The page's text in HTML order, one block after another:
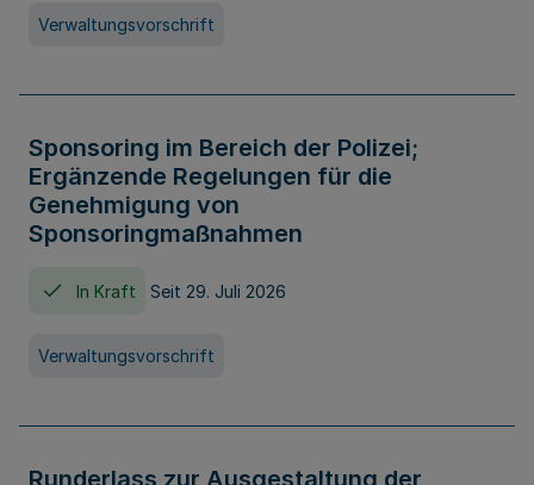
Verwaltungsvorschrift
Sponsoring im Bereich der Polizei;
Ergänzende Regelungen für die
Genehmigung von
Sponsoringmaßnahmen
In Kraft Seit 29. Juli 2026
Verwaltungsvorschrift
Runderlass zur Ausgestaltung der